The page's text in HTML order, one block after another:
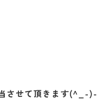
させて頂きます(^_-)-